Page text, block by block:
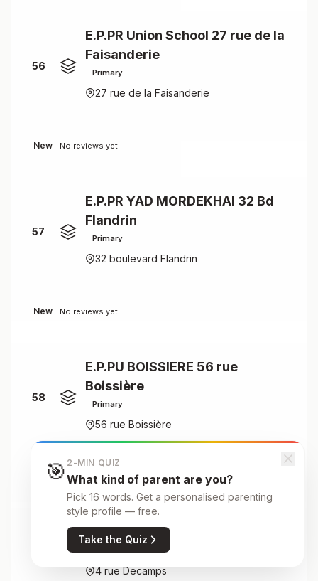
56
E.P.PR Union School 27 rue de la
Faisanderie
Primary
27 rue de la Faisanderie
New No reviews yet
57
E.P.PR YAD MORDEKHAI 32 Bd
Flandrin
Primary
32 boulevard Flandrin
New No reviews yet
58
E.P.PU BOISSIERE 56 rue
Boissière
Primary
56 rue Boissière
New No reviews yet
E.P.PU DECAMPS 4 rue decamps
Primary
4 rue Decamps
🎯 2-MIN QUIZ
What kind of parent are you?
Pick 16 words. Get a personalised parenting
style profile — free.
Take the Quiz